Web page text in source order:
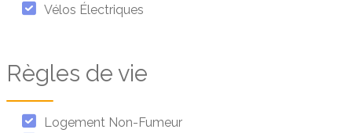
Vélos Électriques
Règles de vie
Logement Non-Fumeur